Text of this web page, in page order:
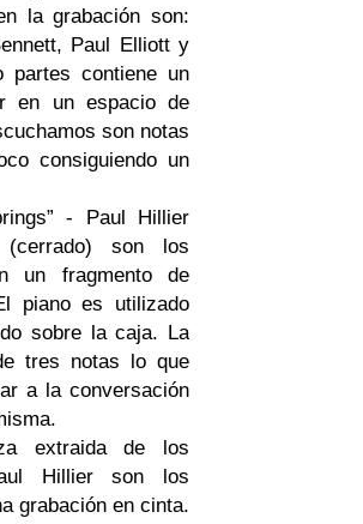
la grabación son:
Paul Elliott y
partes contiene un
en un espacio de
son notas
consiguiendo un
- Paul Hillier
son los
un fragmento de
piano es utilizado
sobre la caja. La
tres notas lo que
a la conversación
extraida de los
Hillier son los
grabación en cinta.